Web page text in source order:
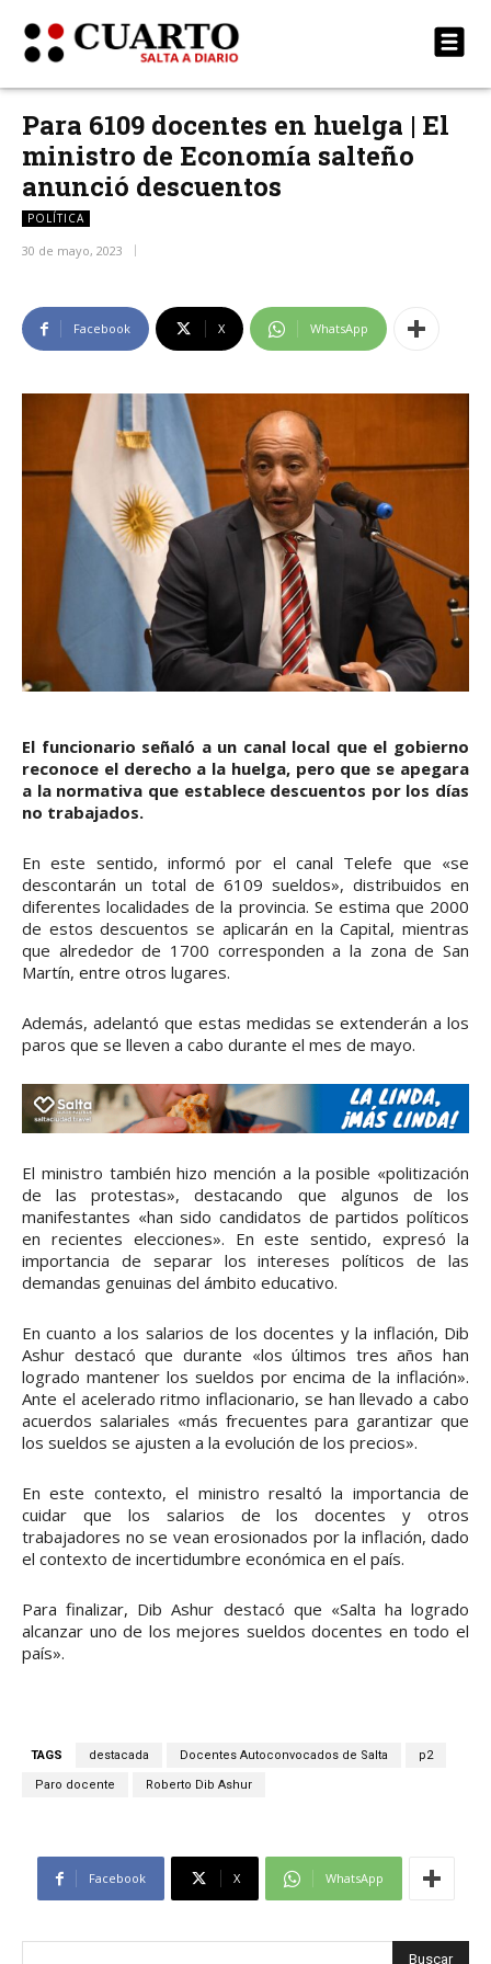
Para 6109 docentes en huelga | El
ministro de Economía salteño
anunció descuentos
POLÍTICA
30 de mayo, 2023
Facebook X WhatsApp
El funcionario señaló a un canal local que el gobierno
reconoce el derecho a la huelga, pero que se apegara
a la normativa que establece descuentos por los días
no trabajados.
En este sentido, informó por el canal Telefe que «se
descontarán un total de 6109 sueldos», distribuidos en
diferentes localidades de la provincia. Se estima que 2000
de estos descuentos se aplicarán en la Capital, mientras
que alrededor de 1700 corresponden a la zona de San
Martín, entre otros lugares.
Además, adelantó que estas medidas se extenderán a los
paros que se lleven a cabo durante el mes de mayo.
El ministro también hizo mención a la posible «politización
de las protestas», destacando que algunos de los
manifestantes «han sido candidatos de partidos políticos
en recientes elecciones». En este sentido, expresó la
importancia de separar los intereses políticos de las
demandas genuinas del ámbito educativo.
En cuanto a los salarios de los docentes y la inflación, Dib
Ashur destacó que durante «los últimos tres años han
logrado mantener los sueldos por encima de la inflación».
Ante el acelerado ritmo inflacionario, se han llevado a cabo
acuerdos salariales «más frecuentes para garantizar que
los sueldos se ajusten a la evolución de los precios».
En este contexto, el ministro resaltó la importancia de
cuidar que los salarios de los docentes y otros
trabajadores no se vean erosionados por la inflación, dado
el contexto de incertidumbre económica en el país.
Para finalizar, Dib Ashur destacó que «Salta ha logrado
alcanzar uno de los mejores sueldos docentes en todo el
país».
TAGS destacada Docentes Autoconvocados de Salta p2
Paro docente Roberto Dib Ashur
Facebook X WhatsApp